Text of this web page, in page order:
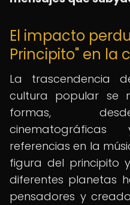
El impacto
Principito" en la
La trascendencia
cultura popular se
formas,
referencias en la
figura del principito
diferentes planetas
pensadores y